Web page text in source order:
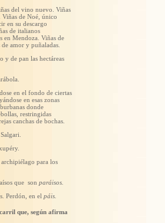
del vino nuevo. Viñas
Viñas de Noé, único
en su descargo
de italianos
en Mendoza. Viñas de
amor y puñaladas.
y de pan las hectáreas
en el fondo de ciertas
en esas zonas
donde
restringidas
canchas de bochas.
para los
que son paráisos.
Perdón, en el páis.
que, según afirma